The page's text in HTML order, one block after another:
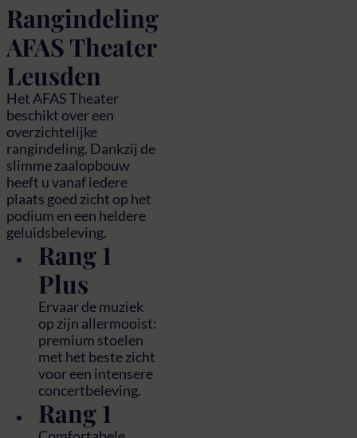
Rangindeling
AFAS Theater
Leusden
Het AFAS Theater
beschikt over een
overzichtelijke
rangindeling. Dankzij de
slimme zaalopbouw
heeft u vanaf iedere
plaats goed zicht op het
podium en een heldere
geluidsbeleving.
Rang 1
Plus
Ervaar de muziek
op zijn allermooist:
premium stoelen
met het beste zicht
voor een intensere
concertbeleving.
Rang 1